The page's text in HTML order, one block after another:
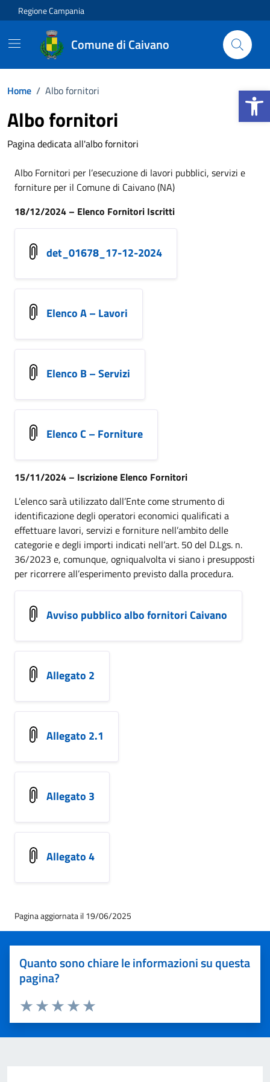
Apri la
Vai ai contenuti
Vai al footer
Regione Campania
Comune di Caivano
Home / Albo fornitori
Albo fornitori
Pagina dedicata all'albo fornitori
Albo Fornitori per l’esecuzione di lavori pubblici, servizi e
forniture per il Comune di Caivano (NA)
18/12/2024 – Elenco Fornitori Iscritti
det_01678_17-12-2024
Elenco A – Lavori
Elenco B – Servizi
Elenco C – Forniture
15/11/2024 – Iscrizione Elenco Fornitori
L’elenco sarà utilizzato dall’Ente come strumento di
identificazione degli operatori economici qualificati a
effettuare lavori, servizi e forniture nell’ambito delle
categorie e degli importi indicati nell’art. 50 del D.Lgs. n.
36/2023 e, comunque, ogniqualvolta vi siano i presupposti
per ricorrere all’esperimento previsto dalla procedura.
Avviso pubblico albo fornitori Caivano
Allegato 2
Allegato 2.1
Allegato 3
Allegato 4
Pagina aggiornata il 19/06/2025
Quanto sono chiare le informazioni su questa
pagina?
Valuta 5 stelle su 5
Valuta 4 stelle su 5
Valuta 3 stelle su 5
Valuta 2 stelle su 5
Valuta 1 stelle su 5